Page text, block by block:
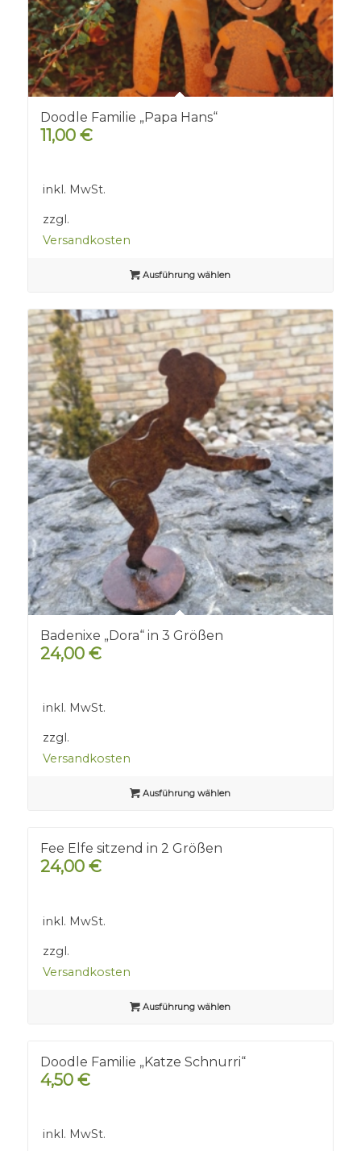
Doodle Familie „Papa Hans“
11,00 €
inkl. MwSt.
zzgl.
Versandkosten
Ausführung wählen
Badenixe „Dora“ in 3 Größen
24,00 €
inkl. MwSt.
zzgl.
Versandkosten
Ausführung wählen
Fee Elfe sitzend in 2 Größen
24,00 €
inkl. MwSt.
zzgl.
Versandkosten
Ausführung wählen
Doodle Familie „Katze Schnurri“
4,50 €
inkl. MwSt.